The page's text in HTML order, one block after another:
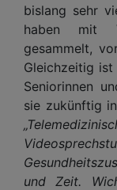
bislang sehr
haben mit
gesammelt,
Gleichzeitig
Seniorinnen
sie zukünftig
und Zeit.